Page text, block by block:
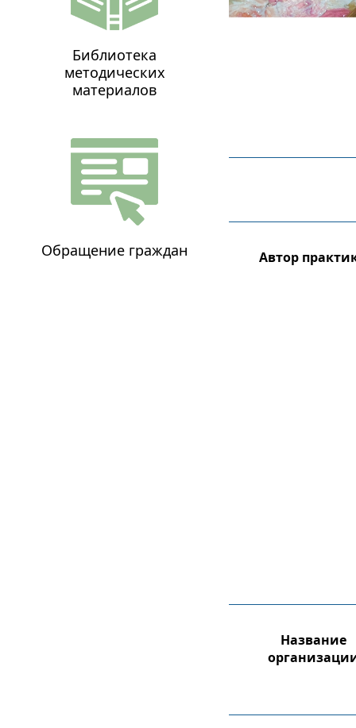
Автор
Название
Библиотека
методических
материалов
Обращение граждан